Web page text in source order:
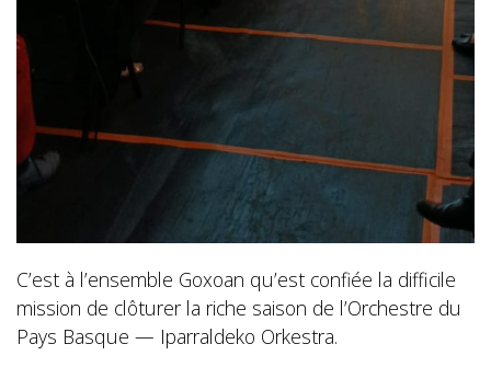
C’est à l’ensemble Goxoan qu’est confiée la difficile
mission de clôturer la riche saison de l’Orchestre du
Pays Basque — Iparraldeko Orkestra.